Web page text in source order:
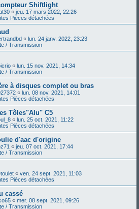
Shiftlight
« jeu. 17 mars 2022, 22:26
Pièces détachées
« lun. 24 janv. 2022, 23:23
/ Transmission
« lun. 15 nov. 2021, 14:34
/ Transmission
à disques complet ou bras
« lun. 08 nov. 2021, 14:01
Pièces détachées
Tôles"Alu" C5
« lun. 25 oct. 2021, 11:22
Pièces détachées
d'aac d'origine
« jeu. 07 oct. 2021, 17:44
/ Transmission
« ven. 24 sept. 2021, 11:03
Pièces détachées
cassé
« mer. 08 sept. 2021, 09:26
/ Transmission